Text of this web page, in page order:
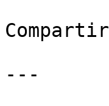
Compartir
---